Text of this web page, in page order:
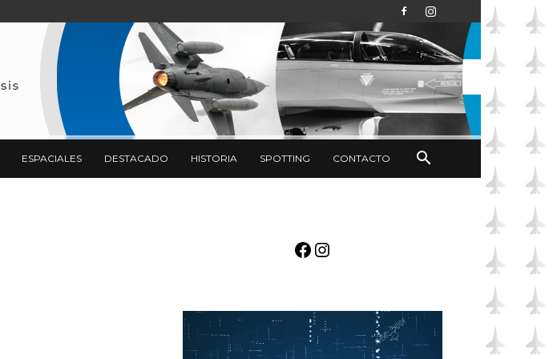
ESPACIALES DESTACADO HISTORIA SPOTTING CONTACTO
Facebook
Instagram